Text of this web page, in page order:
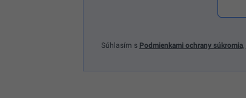
Súhlasím s Podmienkami ochrany súkromia,